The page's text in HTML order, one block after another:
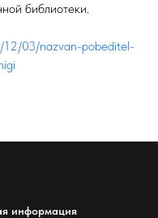
библиотеки.
03/nazvan-pobeditel-
информация